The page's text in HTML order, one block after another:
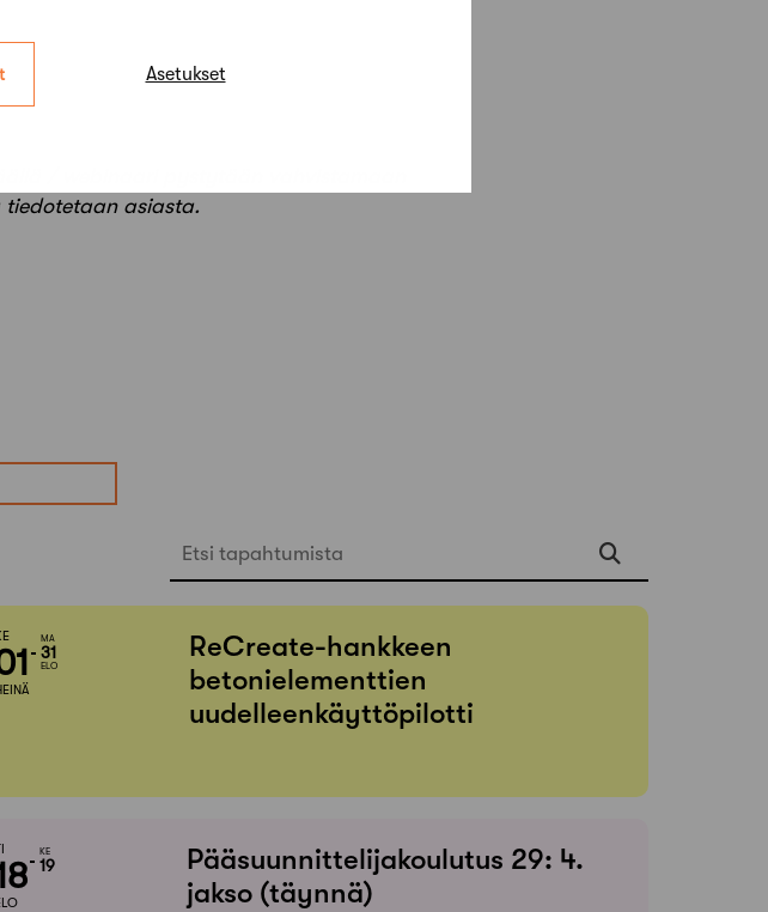
Asetukset
/ webinaari pystytään vahvistamaan
asiasta.
Etsi tapahtumista
MA
31
ELO
ReCreate-hankkeen
betonielementtien
uudelleenkäyttöpilotti
KE
19
Pääsuunnittelijakoulutus 29: 4.
jakso (täynnä)